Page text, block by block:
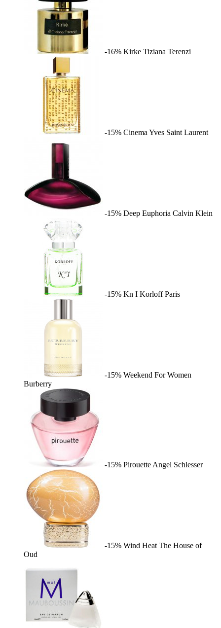
-16% Kirke Tiziana Terenzi
-15% Cinema Yves Saint Laurent
-15% Deep Euphoria Calvin Klein
-15% Kn I Korloff Paris
-15% Weekend For Women
Burberry
-15% Pirouette Angel Schlesser
-15% Wind Heat The House of
Oud